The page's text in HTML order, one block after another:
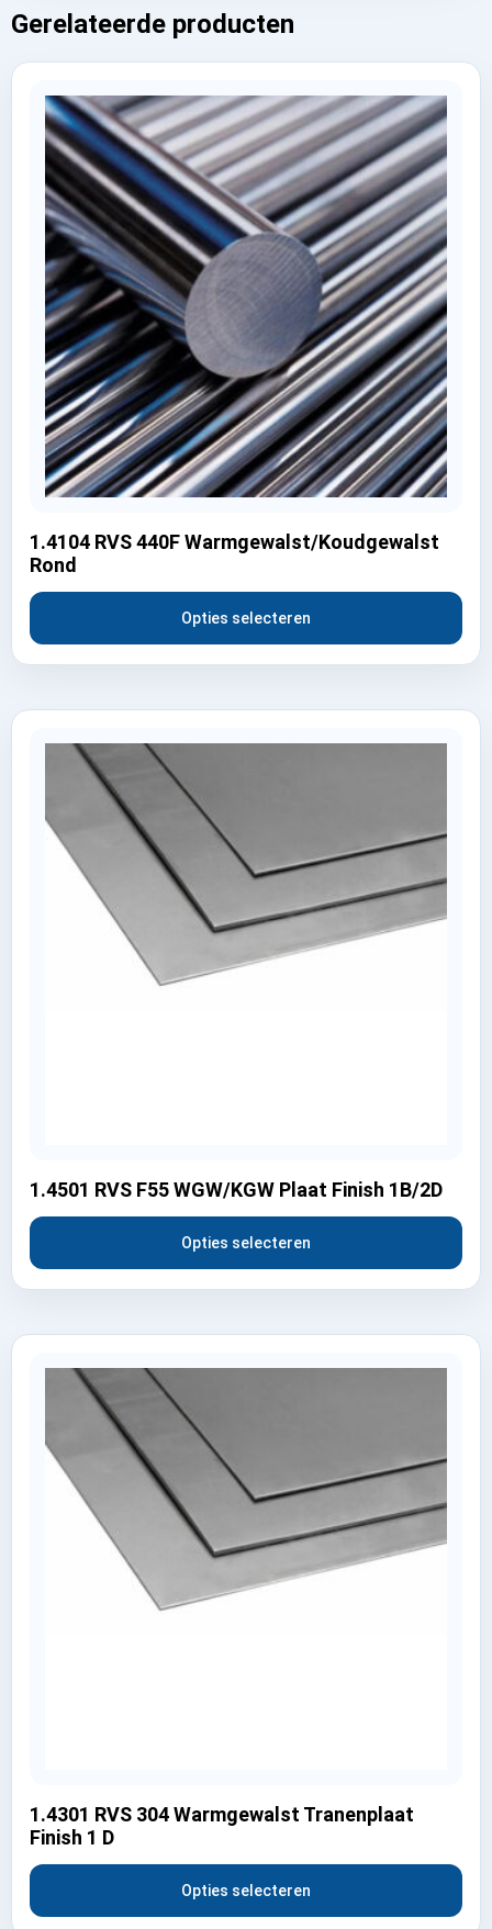
Gerelateerde producten
1.4104 RVS 440F Warmgewalst/Koudgewalst
Rond
Opties selecteren
1.4501 RVS F55 WGW/KGW Plaat Finish 1B/2D
Opties selecteren
1.4301 RVS 304 Warmgewalst Tranenplaat
Finish 1 D
Opties selecteren